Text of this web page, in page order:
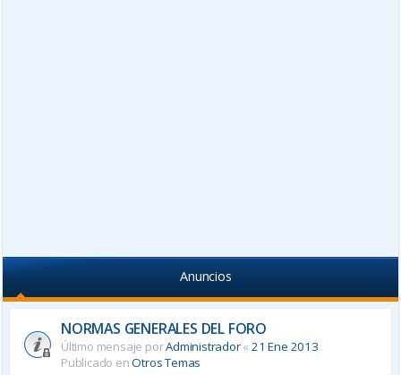
Anuncios
NORMAS GENERALES DEL FORO
Último mensaje porAdministrador«21 Ene 2013
Publicado enOtros Temas